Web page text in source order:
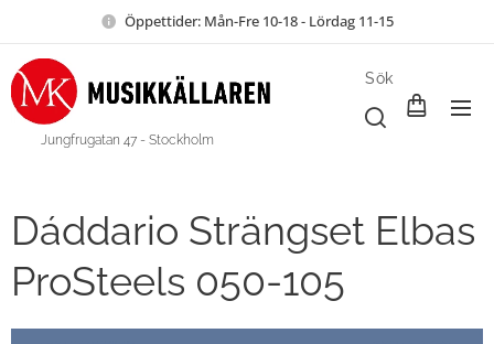
Öppettider: Mån-Fre 10-18 - Lördag 11-15
Jungfrugatan 47 - Stockholm
Sök
Dáddario Strängset Elbas
ProSteels 050-105